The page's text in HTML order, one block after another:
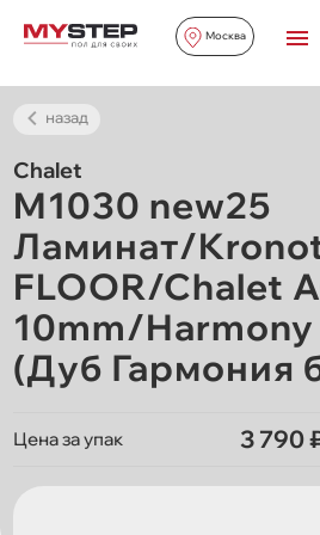
Москва
назад
Chalet
M1030 new25
Ламинат/
FLOOR/Chalet
10mm/
(Дуб Гармония
Цена за упак 3 790